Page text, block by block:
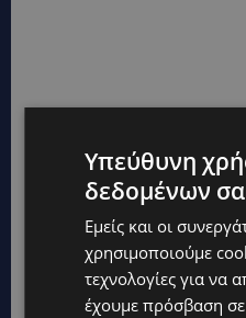
@ΒEAUTY CYPRUS
Υπεύθυνη
δεδομένων
Εμείς και οι
χρησιμοποιούμε
τεχνολογίες για να
έχουμε πρόσβαση